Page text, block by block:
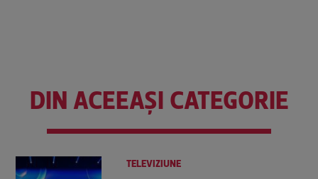
DIN ACEEAȘI CATEGORIE
TELEVIZIUNE